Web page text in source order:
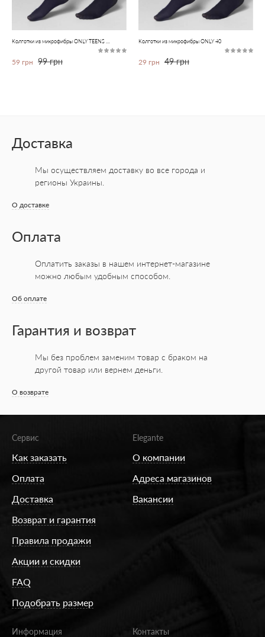
59 грн 99 грн
Колготки из микрофибры ONLY 40
29 грн 49 грн
Доставка
Мы осуществляем доставку во все города и
регионы Украины.
О доставке
Оплата
Оплатить заказы в нашем интернет-магазине
можно любым удобным способом.
Об оплате
Гарантия и возврат
Мы без проблем заменим товар с браком на
другой товар или вернем деньги.
О возврате
Сервис
Как заказать
Оплата
Доставка
Возврат и гарантия
Правила продажи
Акции и скидки
FAQ
Подобрать размер
Elegante
О компании
Адреса магазинов
Вакансии
Информация Контакты